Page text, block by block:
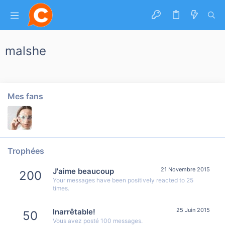
malshe
Mes fans
Trophées
200 21 Novembre 2015
J'aime beaucoup
Your messages have been positively reacted to 25
times.
50 25 Juin 2015
Inarrêtable!
Vous avez posté 100 messages.